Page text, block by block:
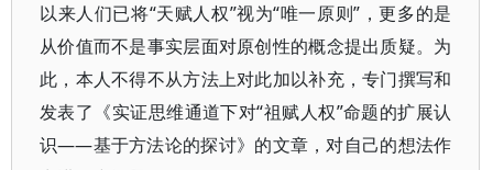
以来人们已将“天赋人权”视为“唯一原则”，更多的是
从价值而不是事实层面对原创性的概念提出质疑。为
此，本人不得不从方法上对此加以补充，专门撰写和
发表了《实证思维通道下对“祖赋人权”命题的扩展认
识——基于方法论的探讨》的文章，对自己的想法作